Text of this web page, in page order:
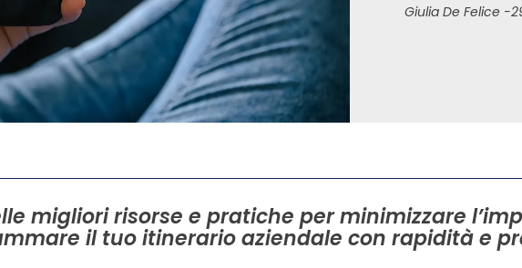
Giulia De Felice -
migliori risorse e pratiche per minimizzare
il tuo itinerario aziendale con rapidità e